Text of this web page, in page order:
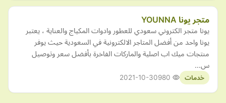
متجر يونا YOUNNA
يونا متجر الكتروني سعودي للعطور وادوات المكياج والعناية ، يعتبر
يونا واحد من أفضل المتاجر الالكترونية في السعودية حيث يوفر
منتجات ميك اب اصلية والماركات الفاخرة بأفضل سعر وتوصيل
س…
خدمات 2021-10-30